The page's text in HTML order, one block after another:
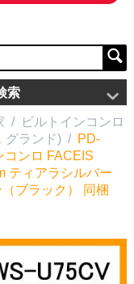
索
/
ビルトインコンロ
グランド) / PD-
ンロ FACEIS
ティアラシルバー
ブラック） 同梱